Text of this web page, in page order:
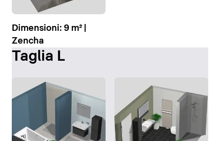
Dimensioni: 9 m² |
Zencha
Taglia L